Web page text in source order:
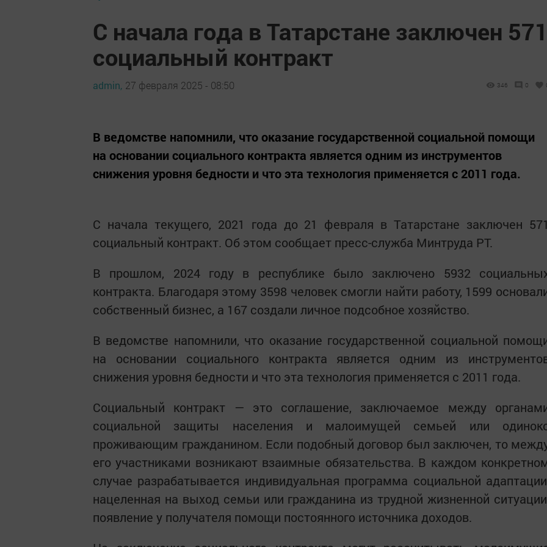
С начала года в Татарстане заключен 571
социальный контракт
admin, 27 февраля 2025 - 08:50 346 0
В ведомстве напомнили, что оказание государственной социальной помощи
на основании социального контракта является одним из инструментов
снижения уровня бедности и что эта технология применяется с 2011 года.
С начала текущего, 2021 года до 21 февраля в Татарстане заключен 571
социальный контракт. Об этом сообщает пресс-служба Минтруда РТ.
В прошлом, 2024 году в республике было заключено 5932
контракта. Благодаря этому 3598 человек смогли найти работу, 1599
собственный бизнес, а 167 создали личное подсобное хозяйство.
В ведомстве напомнили, что оказание государственной социальной
на основании социального контракта является одним из
снижения уровня бедности и что эта технология применяется с 2011 года.
Социальный контракт — это соглашение, заключаемое между
социальной защиты населения и малоимущей семьей или
проживающим гражданином. Если подобный договор был заключен, то
его участниками возникают взаимные обязательства. В каждом
случае разрабатывается индивидуальная программа социальной
нацеленная на выход семьи или гражданина из трудной жизненной
появление у получателя помощи постоянного источника доходов.